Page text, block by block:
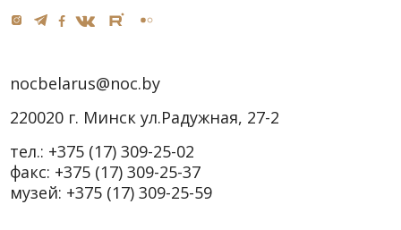
nocbelarus@noc.by
220020 г. Минск ул.Радужная, 27-2
тел.: +375 (17) 309-25-02
факс: +375 (17) 309-25-37
музей: +375 (17) 309-25-59